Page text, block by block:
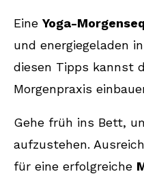
Eine Yoga-
und energiegeladen
diesen Tipps kannst
Morgenpraxis
Gehe früh ins Bett,
aufzustehen.
für eine erfolgreiche